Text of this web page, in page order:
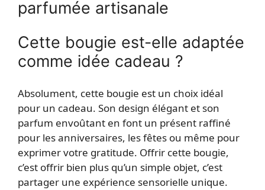
parfumée artisanale
Cette bougie est-elle adaptée
comme idée cadeau ?
Absolument, cette bougie est un choix idéal
pour un cadeau. Son design élégant et son
parfum envoûtant en font un présent raffiné
pour les anniversaires, les fêtes ou même pour
exprimer votre gratitude. Offrir cette bougie,
c’est offrir bien plus qu’un simple objet, c’est
partager une expérience sensorielle unique.